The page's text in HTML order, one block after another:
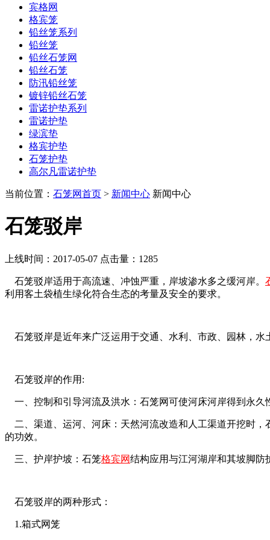
宾格网
格宾笼
铅丝笼系列
铅丝笼
铅丝石笼网
铅丝石笼
防汛铅丝笼
镀锌铅丝石笼
雷诺护垫系列
雷诺护垫
绿滨垫
格宾护垫
石笼护垫
高尔凡雷诺护垫
当前位置： 石笼网首页 > 新闻中心 新闻中心
石笼驳岸
上线时间：2017-05-07 点击量： 1285
石笼驳岸适用于高流速、冲蚀严重，岸坡渗水多之缓河岸。
利用客土袋植生绿化符合生态的考量及安全的要求。
石笼驳岸是近年来广泛运用于交通、水利、市政、园林，
石笼驳岸的作用:
一、控制和引导河流及洪水：石笼网可使河床河岸得到永
二、渠道、运河、河床：天然河流改造和人工渠道开挖时，
的功效。
三、护岸护坡：石笼格宾网结构应用与江河湖岸和其坡脚防
石笼驳岸的两种形式：
1.箱式网笼